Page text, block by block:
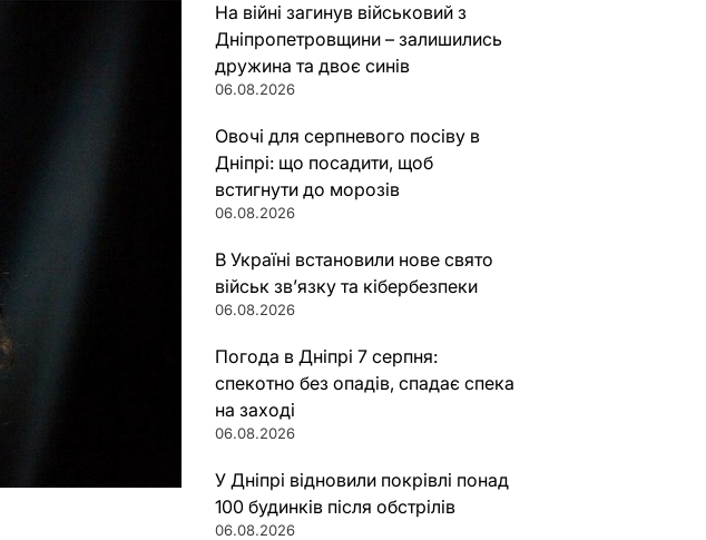
На війні загинув військовий з
Дніпропетровщини – залишились
дружина та двоє синів
06.08.2026
Овочі для серпневого посіву в
Дніпрі: що посадити, щоб
встигнути до морозів
06.08.2026
В Україні встановили нове свято
військ зв’язку та кібербезпеки
06.08.2026
Погода в Дніпрі 7 серпня:
спекотно без опадів, спадає спека
на заході
06.08.2026
У Дніпрі відновили покрівлі понад
100 будинків після обстрілів
06.08.2026